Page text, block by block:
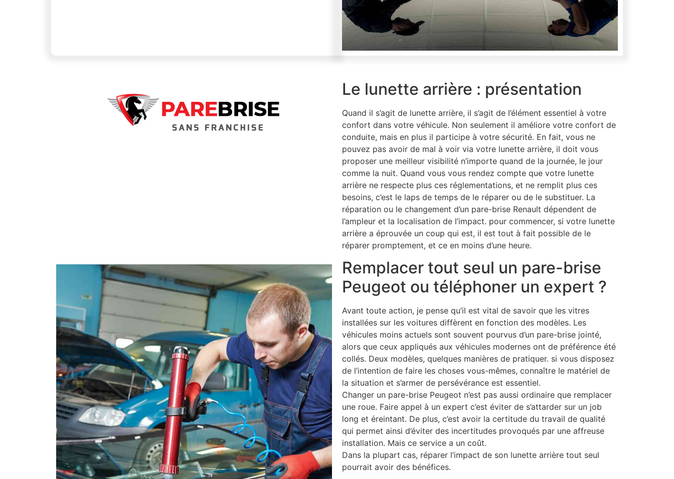
Le lunette arrière : présentation
Quand il s’agit de lunette arrière, il s’agit de l’élément essentiel à votre
confort dans votre véhicule. Non seulement il améliore votre confort de
conduite, mais en plus il participe à votre sécurité. En fait, vous ne
pouvez pas avoir de mal à voir via votre lunette arrière, il doit vous
proposer une meilleur visibilité n’importe quand de la journée, le jour
comme la nuit. Quand vous vous rendez compte que votre lunette
arrière ne respecte plus ces réglementations, et ne remplit plus ces
besoins, c’est le laps de temps de le réparer ou de le substituer. La
réparation ou le changement d’un pare-brise Renault dépendent de
l’ampleur et la localisation de l’impact. pour commencer, si votre lunette
arrière a éprouvée un coup qui est, il est tout à fait possible de le
réparer promptement, et ce en moins d’une heure.
Remplacer tout seul un pare-brise
Peugeot ou téléphoner un expert ?
Avant toute action, je pense qu’il est vital de savoir que les vitres
installées sur les voitures diffèrent en fonction des modèles. Les
véhicules moins actuels sont souvent pourvus d’un pare-brise jointé,
alors que ceux appliqués aux véhicules modernes ont de préférence été
collés. Deux modèles, quelques manières de pratiquer. si vous disposez
de l’intention de faire les choses vous-mêmes, connaître le matériel de
la situation et s’armer de persévérance est essentiel.
Changer un pare-brise Peugeot n’est pas aussi ordinaire que remplacer
une roue. Faire appel à un expert c’est éviter de s’attarder sur un job
long et éreintant. De plus, c’est avoir la certitude du travail de qualité
qui permet ainsi d’éviter des incertitudes provoqués par une affreuse
installation. Mais ce service a un coût.
Dans la plupart cas, réparer l’impact de son lunette arrière tout seul
pourrait avoir des bénéfices.